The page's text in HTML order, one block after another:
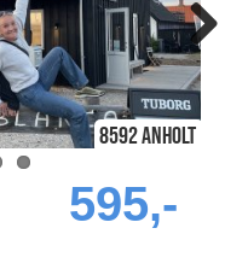
8592 Anholt
595,-